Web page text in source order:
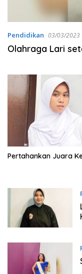
Pendidikan 03/03/2023
Olahraga Lari
Pertahankan Juara